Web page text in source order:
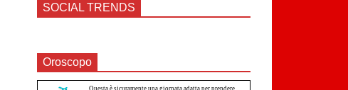
SOCIAL TRENDS
Oroscopo